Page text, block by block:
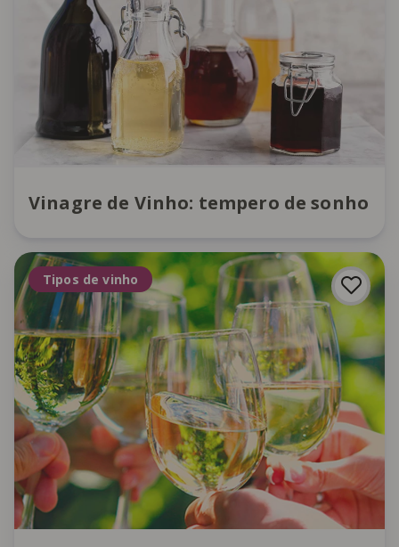
Vinagre de Vinho: tempero de sonho
Tipos de vinho